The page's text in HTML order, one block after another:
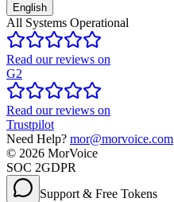
English
All Systems Operational
Read our reviews on
G2
Read our reviews on
Trustpilot
Need Help? mor@morvoice.com
© 2026 MorVoice
SOC 2GDPR
Support & Free Tokens